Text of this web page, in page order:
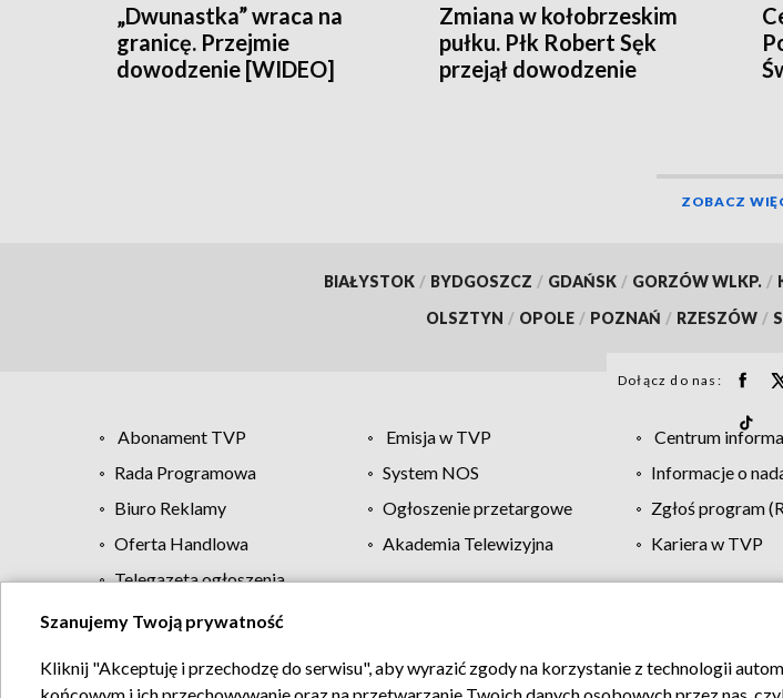
„Dwunastka” wraca na
granicę. Przejmie
dowodzenie [WIDEO]
Zmiana w kołobrzeskim
pułku. Płk Robert Sęk
przejął dowodzenie
ZOBACZ
BIAŁYSTOK / BYDGOSZCZ / GDAŃSK / GORZÓW WLKP. /
OLSZTYN / OPOLE / POZNAŃ / RZESZÓW /
Dołącz do nas:
Abonament TVP Emisja w TVP Centrum
Rada Programowa
System NOS Informacje o
Biuro Reklamy
Ogłoszenie przetargowe Zgłoś program
Oferta Handlowa
Akademia Telewizyjna Kariera w TVP
Telegazeta ogłoszenia
Regulamin TVP Polityka prywatności Moje
Szanujemy Twoją prywatność
Kliknij "Akceptuję i przechodzę do serwisu", aby wyrazić zgody na korzystanie z technologii